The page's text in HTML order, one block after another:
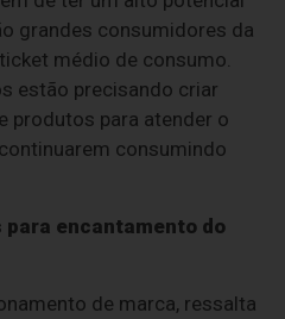
grandes consumidores da
médio de consumo.
estão precisando criar
produtos para atender o
consumindo
encantamento do
de marca, ressalta